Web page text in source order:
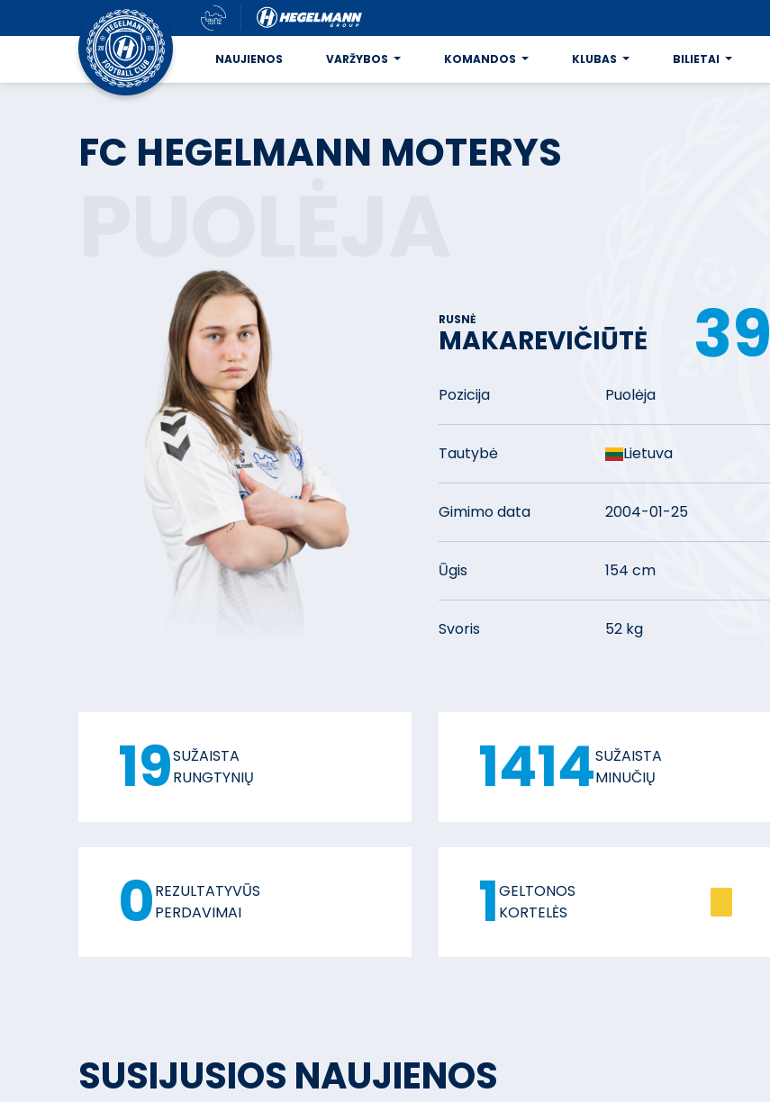
NAUJIENOS VARŽYBOS KOMANDOS KLUBAS BILIETAI
FC HEGELMANN MOTERYS
RUSNĖ
MAKAREVIČIŪTĖ 39
Pozicija Puolėja
Tautybė Lietuva
Gimimo data 2004-01-25
Ūgis 154 cm
Svoris 52 kg
19SUŽAISTA
RUNGTYNIŲ
1414SUŽAISTA
MINUČIŲ
0REZULTATYVŪS
PERDAVIMAI
1GELTONOS
KORTELĖS
SUSIJUSIOS NAUJIENOS